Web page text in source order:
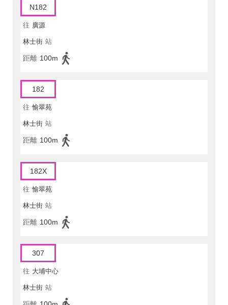
N182
往 廣源
林士街 站
距離 100m
182
往 愉翠苑
林士街 站
距離 100m
182X
往 愉翠苑
林士街 站
距離 100m
307
往 大埔中心
林士街 站